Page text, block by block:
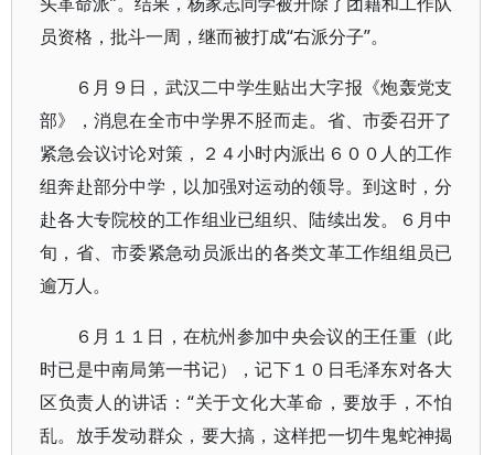
员资格，批斗一周，继而被打成“右派分子”。
６月９日，武汉二中学生贴出大字报《炮轰党支
部》，消息在全市中学界不胫而走。省、市委召开了
紧急会议讨论对策，２４小时内派出６００人的工作
组奔赴部分中学，以加强对运动的领导。到这时，分
赴各大专院校的工作组业已组织、陆续出发。６月中
旬，省、市委紧急动员派出的各类文革工作组组员已
逾万人。
６月１１日，在杭州参加中央会议的王任重（此
时已是中南局第一书记），记下１０日毛泽东对各大
区负责人的讲话：“关于文化大革命，要放手，不怕
乱。放手发动群众，要大搞，这样把一切牛鬼蛇神揭